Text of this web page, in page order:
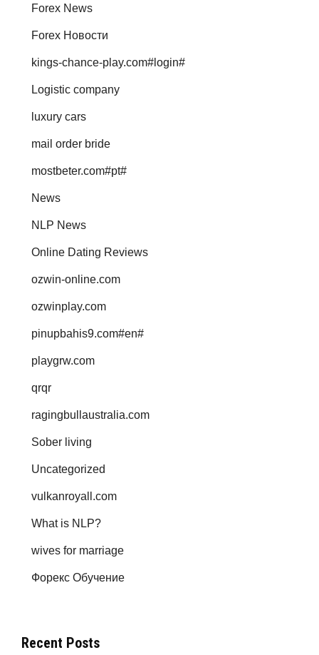
Forex News
Forex Новости
kings-chance-play.com#login#
Logistic company
luxury cars
mail order bride
mostbeter.com#pt#
News
NLP News
Online Dating Reviews
ozwin-online.com
ozwinplay.com
pinupbahis9.com#en#
playgrw.com
qrqr
ragingbullaustralia.com
Sober living
Uncategorized
vulkanroyall.com
What is NLP?
wives for marriage
Форекс Обучение
Recent Posts